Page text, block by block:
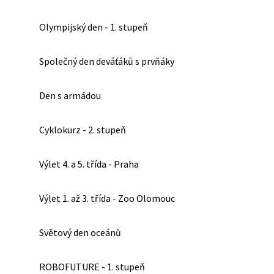
Olympijský den - 1. stupeň
Společný den deváťáků s prvňáky
Den s armádou
Cyklokurz - 2. stupeň
Výlet 4. a 5. třída - Praha
Výlet 1. až 3. třída - Zoo Olomouc
Světový den oceánů
ROBOFUTURE - 1. stupeň